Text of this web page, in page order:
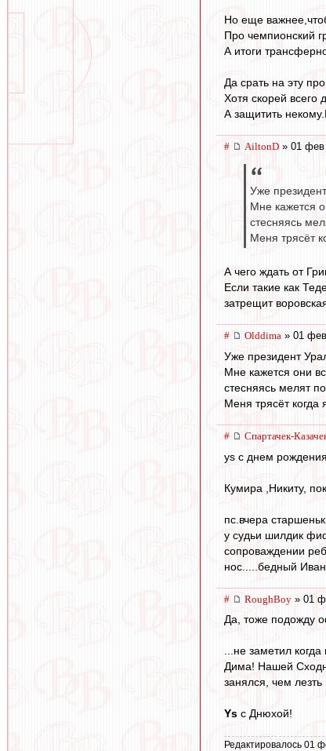
Но еще
Про чемпионский
А итоги
Да срать на эту
Хотя скорей всего
А защитить
# AiltonD » 01 фев
Уже
Мне кажется
стесняясь
Меня трясёт
А чего ждать от
Если такие как
затрещит
# Olddima » 01
Уже президент
Мне кажется они
стесняясь мелят по
Меня трясёт когда
# Спартачек-
ys с днем рождения.
Кумира ,Никиту,
пс.вчера
у судьи шилдик
сопроваждении
нос.....бедный
# RoughBoy » 01
Да, тоже подожду
...не заметил
Дима! Нашей
занялся, чем
Ys с Днюхой!
Редактировалось 01